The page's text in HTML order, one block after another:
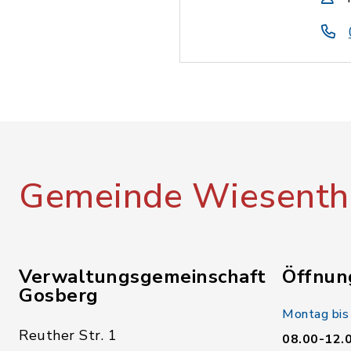
Gemeinde
Verwaltungsgemeinschaft
Gosberg
Reuther Str. 1
Montag
08.00-